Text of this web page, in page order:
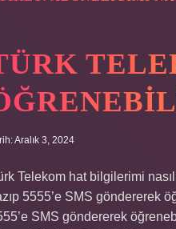
Aralık 3, 2024
Telekom hat bilgilerimi
5555’e SMS göndererek
SMS göndererek